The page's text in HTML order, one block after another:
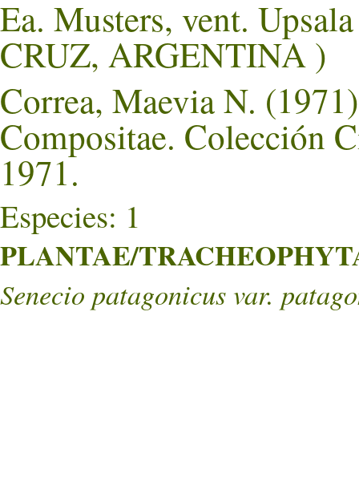
Ea. Musters, vent.
CRUZ, ARGENTINA )
Correa, Maevia N.
Compositae. Colección
1971.
Especies: 1
PLANTAE/
Senecio patagonicus var.